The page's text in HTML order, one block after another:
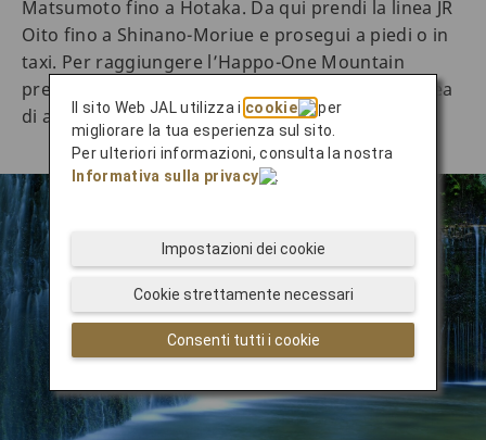
Matsumoto fino a Hotaka. Da qui prendi la linea JR
Oito fino a Shinano-Moriue e prosegui a piedi o in
taxi. Per raggiungere l’Happo-One Mountain
prendi la linea JR Oito fino ad Hakuba e poi la linea
di autobus Sarakura fino a destinazione.
Il sito Web JAL utilizza icookie
per
migliorare la tua esperienza sul sito.
Per ulteriori informazioni, consulta la nostra
Informativa sulla privacy
.
Consenti tutti i cookie
Cookie strettamente necessari
Impostazioni dei cookie